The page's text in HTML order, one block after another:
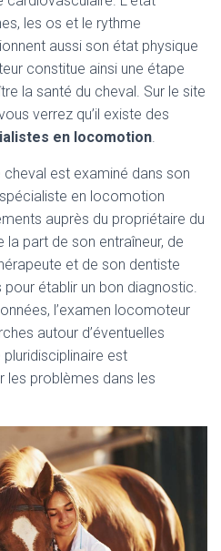
les os et le rythme
aussi son état physique
constitue ainsi une étape
la santé du cheval. Sur le site
verrez qu’il existe des
en locomotion.
est examiné dans son
en locomotion
auprès du propriétaire du
part de son entraîneur, de
et de son dentiste
établir un bon diagnostic.
l’examen locomoteur
autour d’éventuelles
est
les problèmes dans les